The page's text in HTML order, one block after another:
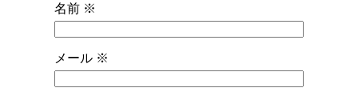
名前 ※
メール ※